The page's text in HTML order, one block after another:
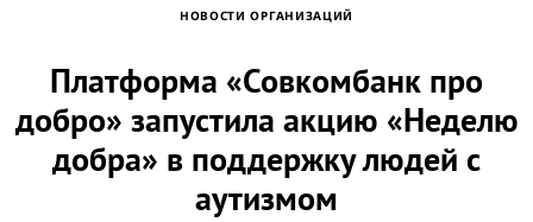
НОВОСТИ ОРГАНИЗАЦИЙ
Платформа «Совкомбанк про
добро» запустила акцию «Неделю
добра» в поддержку людей с
аутизмом